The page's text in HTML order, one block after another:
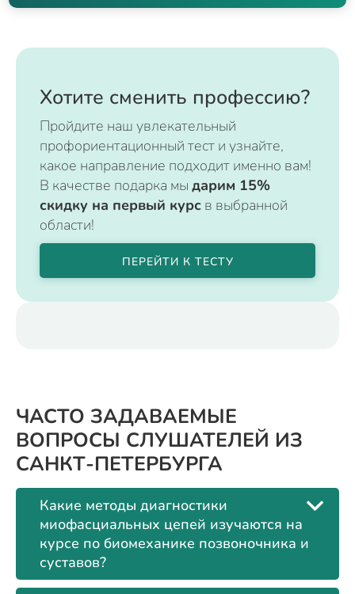
Хотите сменить профессию?
Пройдите наш увлекательный
профориентационный тест и узнайте,
какое направление подходит именно вам!
В качестве подарка мы дарим 15%
скидку на первый курс в выбранной
области!
ПЕРЕЙТИ К ТЕСТУ
ЧАСТО ЗАДАВАЕМЫЕ
ВОПРОСЫ СЛУШАТЕЛЕЙ ИЗ
САНКТ-ПЕТЕРБУРГА
Какие методы диагностики
миофасциальных цепей изучаются на
курсе по биомеханике позвоночника и
суставов?